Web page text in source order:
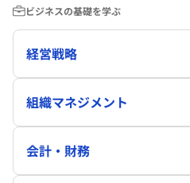
ビジネスの基礎を学ぶ
経営戦略
組織マネジメント
会計・財務